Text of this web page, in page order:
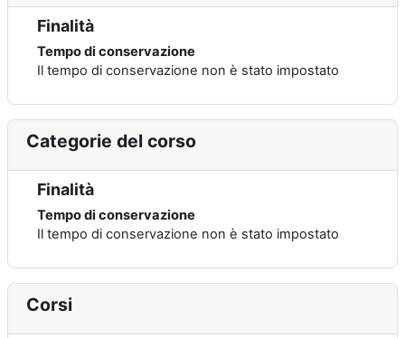
Finalità
Tempo di conservazione
Il tempo di conservazione non è stato impostato
Categorie del corso
Finalità
Tempo di conservazione
Il tempo di conservazione non è stato impostato
Corsi